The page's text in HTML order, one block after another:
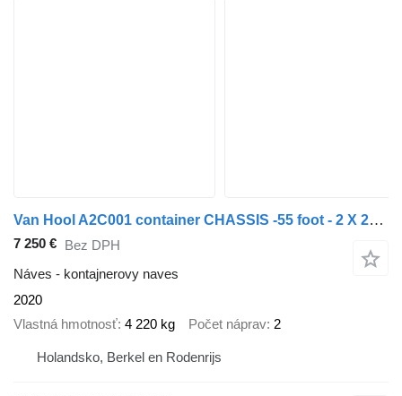
Van Hool A2C001 container CHASSIS -55 foot - 2 X 20 FOOT 45 ft 40 ft. -BP
7 250 € Bez DPH
Náves - kontajnerovy naves
2020
Vlastná hmotnosť 4 220 kg Počet náprav 2
Holandsko, Berkel en Rodenrijs